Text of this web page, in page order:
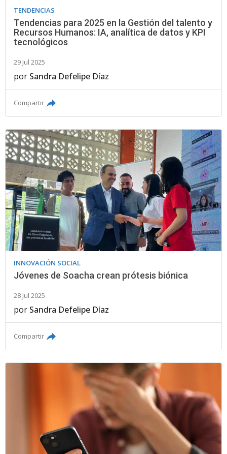
TENDENCIAS
Tendencias para 2025 en la Gestión del talento y
Recursos Humanos: IA, analítica de datos y KPI
tecnológicos
29 Jul 2025
por Sandra Defelipe Díaz
Compartir
INNOVACIÓN SOCIAL
Jóvenes de Soacha crean prótesis biónica
28 Jul 2025
por Sandra Defelipe Díaz
Compartir